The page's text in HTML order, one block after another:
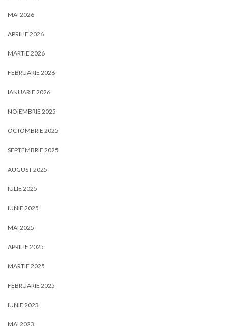
MAI 2026
APRILIE 2026
MARTIE 2026
FEBRUARIE 2026
IANUARIE 2026
NOIEMBRIE 2025
OCTOMBRIE 2025
SEPTEMBRIE 2025
AUGUST 2025
IULIE 2025
IUNIE 2025
MAI 2025
APRILIE 2025
MARTIE 2025
FEBRUARIE 2025
IUNIE 2023
MAI 2023